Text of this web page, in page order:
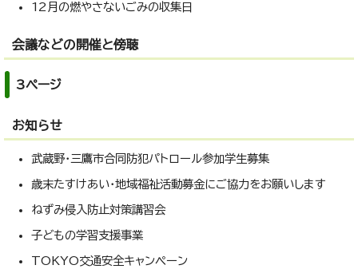
12月の燃やさないごみの収集日
会議などの開催と傍聴
3ページ
お知らせ
武蔵野・三鷹市合同防犯パトロール参加学生募集
歳末たすけあい・地域福祉活動募金にご協力をお願いします
ねずみ侵入防止対策講習会
子どもの学習支援事業
TOKYO交通安全キャンペーン